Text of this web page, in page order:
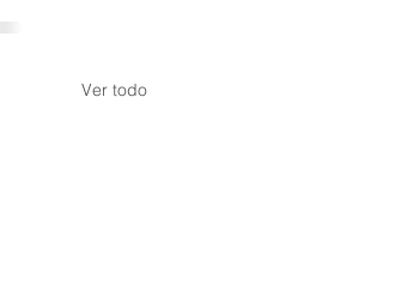
Ver todo